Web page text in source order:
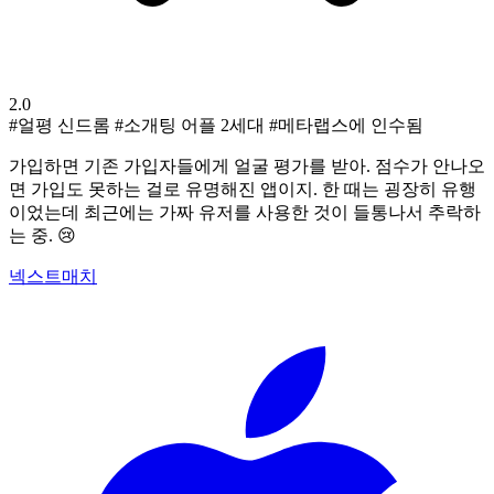
2.0
#얼평 신드롬 #소개팅 어플 2세대 #메타랩스에 인수됨
가입하면 기존 가입자들에게 얼굴 평가를 받아. 점수가 안나오
면 가입도 못하는 걸로 유명해진 앱이지. 한 때는 굉장히 유행
이었는데 최근에는 가짜 유저를 사용한 것이 들통나서 추락하
는 중. 😢
넥스트매치